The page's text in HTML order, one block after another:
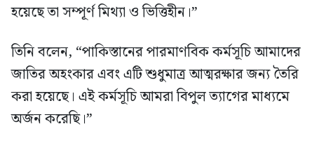
হয়েছে তা সম্পূর্ণ মিথ্যা ও ভিত্তিহীন।”
তিনি বলেন, “পাকিস্তানের পারমাণবিক কর্মসূচি আমাদের
জাতির অহংকার এবং এটি শুধুমাত্র আত্মরক্ষার জন্য তৈরি
করা হয়েছে। এই কর্মসূচি আমরা বিপুল ত্যাগের মাধ্যমে
অর্জন করেছি।”